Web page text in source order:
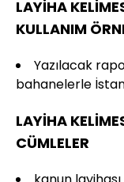
LAYİHA
KULLANIM
Yazılacak
bahanelerle
LAYİHA
CÜMLELER